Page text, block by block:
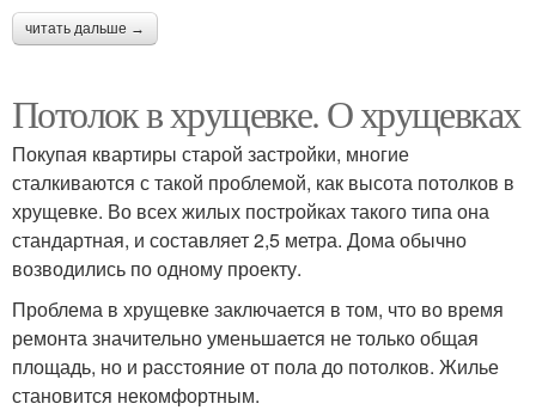
читать дальше →
Потолок в хрущевке. О хрущевках
Покупая квартиры старой застройки, многие
сталкиваются с такой проблемой, как высота потолков в
хрущевке. Во всех жилых постройках такого типа она
стандартная, и составляет 2,5 метра. Дома обычно
возводились по одному проекту.
Проблема в хрущевке заключается в том, что во время
ремонта значительно уменьшается не только общая
площадь, но и расстояние от пола до потолков. Жилье
становится некомфортным.